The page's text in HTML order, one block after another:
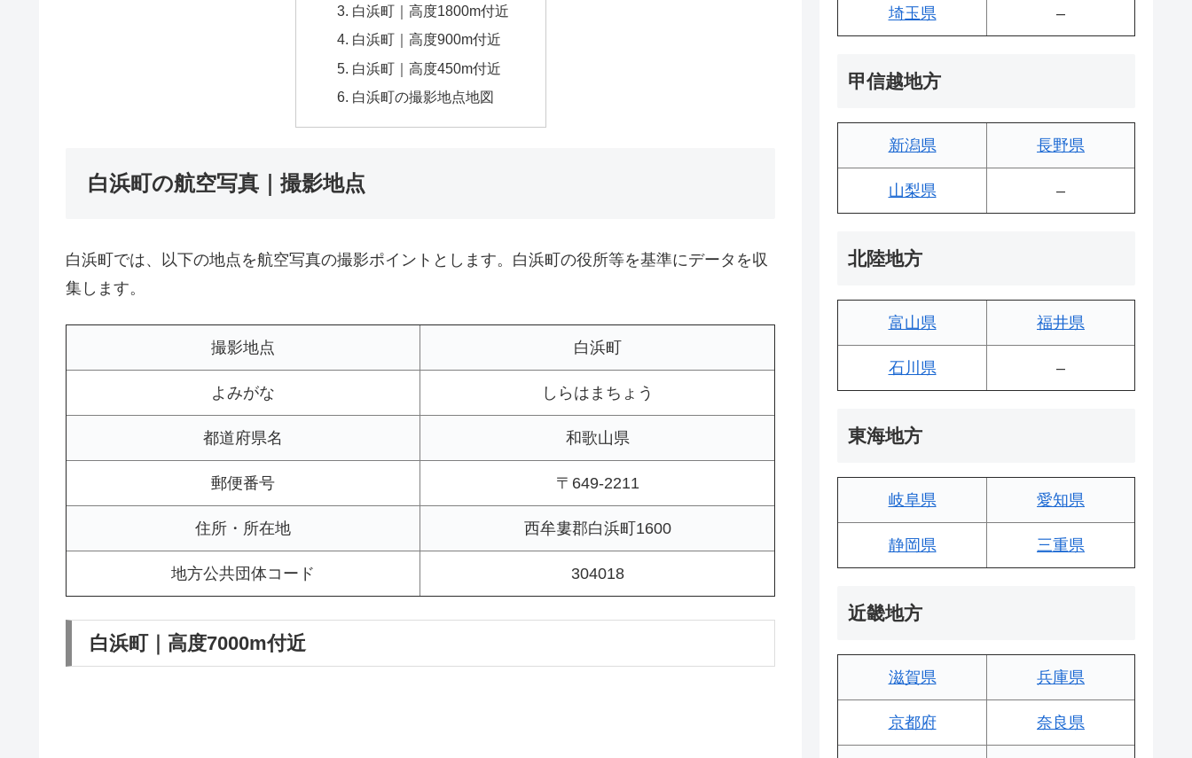
白浜町｜高度1800m付近
白浜町｜高度900m付近
白浜町｜高度450m付近
白浜町の撮影地点地図
白浜町の航空写真｜撮影地点
白浜町では、以下の地点を航空写真の撮影ポイントとします。白浜町の役所等を基準にデータを収
集します。
撮影地点 白浜町
よみがな しらはまちょう
都道府県名 和歌山県
郵便番号 〒649-2211
住所・所在地 西牟婁郡白浜町1600
地方公共団体コード 304018
白浜町｜高度7000m付近
埼玉県 –
甲信越地方
新潟県 長野県
山梨県 –
北陸地方
富山県 福井県
石川県 –
東海地方
岐阜県 愛知県
静岡県 三重県
近畿地方
滋賀県 兵庫県
京都府 奈良県